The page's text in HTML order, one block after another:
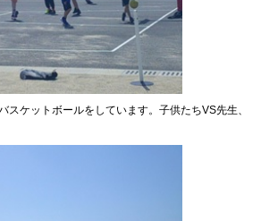
スケットボールをしています。子供たちVS先生、